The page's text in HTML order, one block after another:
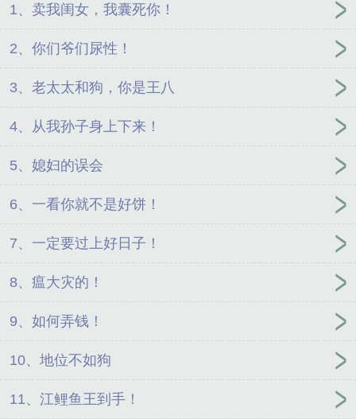
1、卖我闺女，我囊死你！
2、你们爷们尿性！
3、老太太和狗，你是王八
4、从我孙子身上下来！
5、媳妇的误会
6、一看你就不是好饼！
7、一定要过上好日子！
8、瘟大灾的！
9、如何弄钱！
10、地位不如狗
11、江鲤鱼王到手！